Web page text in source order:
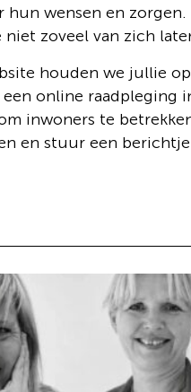
hun wensen en
niet zoveel van zich
houden we jullie
een online raadpleging
inwoners te
en stuur een berichtje